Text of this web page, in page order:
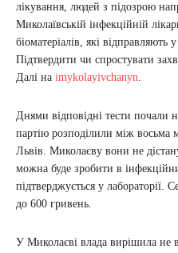
лікування, людей з підозрою
Миколаївській інфекційній
біоматеріалів, які відправляють
Підтвердити чи спростувати
Далі на imykolayivchanyn.
Днями відповідні тести почали
партію розподілили між восьма
Львів. Миколаєву вони не
можна буде зробити в
підтверджується у лабораторії.
до 600 гривень.
У Миколаєві влада вирішила не